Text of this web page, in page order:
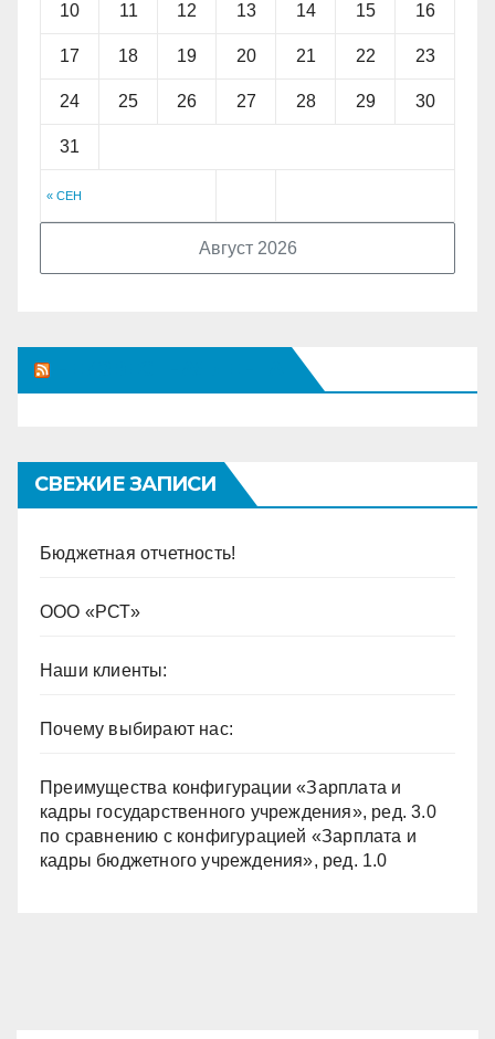
Август 2026
« СЕН
10 11 12 13 14 15 16
17 18 19 20 21 22 23
24 25 26 27 28 29 30
31
СВЕЖИЕ ЗАПИСИ
Бюджетная отчетность!
ООО «РСТ»
Наши клиенты:
Почему выбирают нас:
Преимущества конфигурации «Зарплата и
кадры государственного учреждения», ред. 3.0
по сравнению с конфигурацией «Зарплата и
кадры бюджетного учреждения», ред. 1.0